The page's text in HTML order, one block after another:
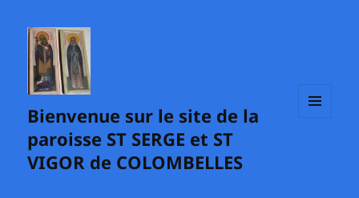
Bienvenue sur le site de la
paroisse ST SERGE et ST
VIGOR de COLOMBELLES